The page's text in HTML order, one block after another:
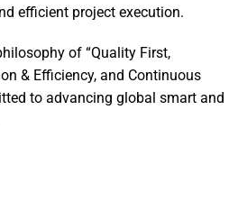
efficient project execution.
of “Quality First,
& Efficiency, and Continuous
to advancing global smart and